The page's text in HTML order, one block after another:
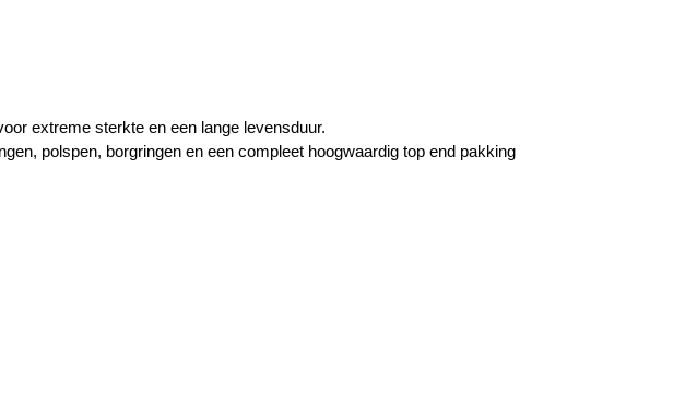
extreme sterkte en een lange levensduur.
polspen, borgringen en een compleet hoogwaardig top end pakking